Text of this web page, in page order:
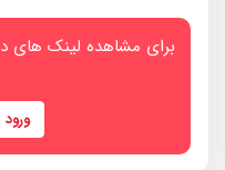
برای مشاهده لینک های
ورود